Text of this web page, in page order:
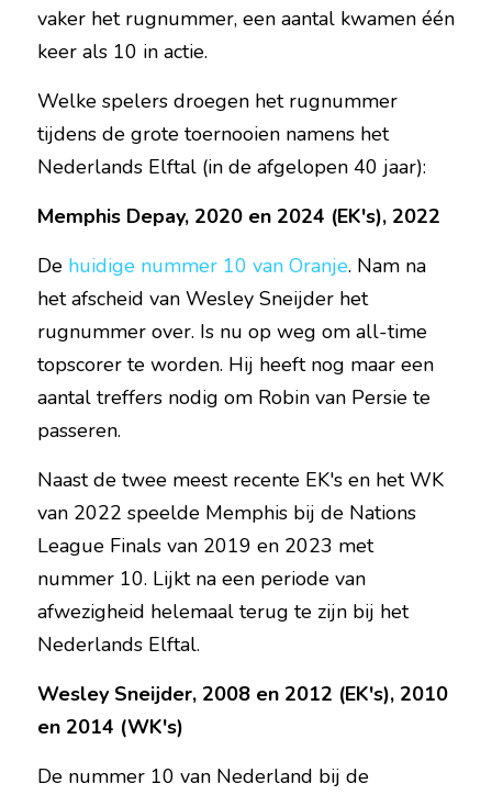
vaker het rugnummer, een aantal kwamen één
keer als 10 in actie.
Welke spelers droegen het rugnummer
tijdens de grote toernooien namens het
Nederlands Elftal (in de afgelopen 40 jaar):
Memphis Depay, 2020 en 2024 (EK's), 2022
De huidige nummer 10 van Oranje. Nam na
het afscheid van Wesley Sneijder het
rugnummer over. Is nu op weg om all-time
topscorer te worden. Hij heeft nog maar een
aantal treffers nodig om Robin van Persie te
passeren.
Naast de twee meest recente EK's en het WK
van 2022 speelde Memphis bij de Nations
League Finals van 2019 en 2023 met
nummer 10. Lijkt na een periode van
afwezigheid helemaal terug te zijn bij het
Nederlands Elftal.
Wesley Sneijder, 2008 en 2012 (EK's), 2010
en 2014 (WK's)
De nummer 10 van Nederland bij de